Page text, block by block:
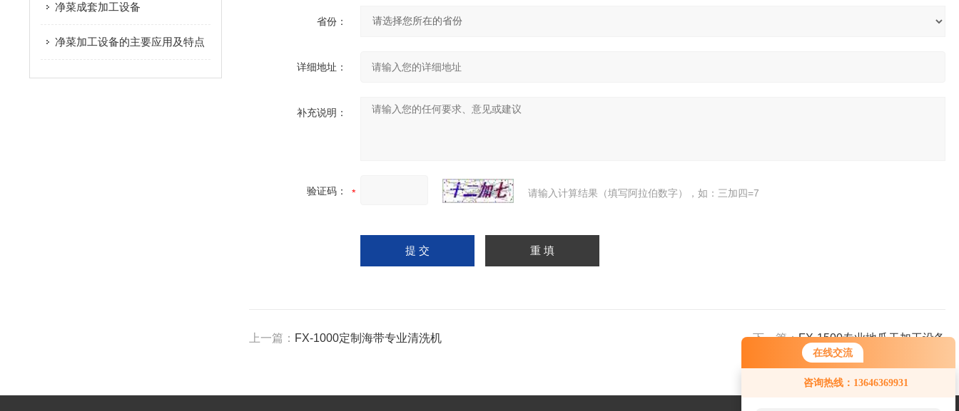
在线交流
咨询热线：13646369931
服务，请问您要咨询什么问题呢？
净菜成套加工设备
净菜加工设备的主要应用及特点
省份：
详细地址：
补充说明：
验证码： 请输入计算结果（填写阿拉伯数字），如：三加四=7
上一篇： FX-1000定制海带专业清洗机 下一篇：FX-1500专业地瓜干加工设备